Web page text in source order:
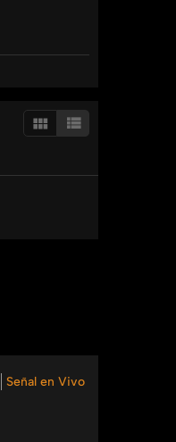
su vida está
Señal en Vivo